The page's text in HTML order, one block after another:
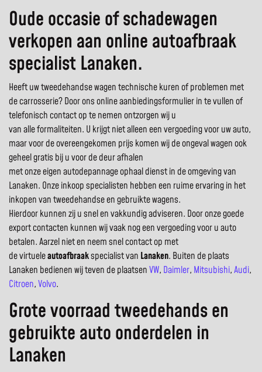
Oude occasie of schadewagen
verkopen aan online autoafbraak
specialist Lanaken.
Heeft uw tweedehandse wagen technische kuren of problemen met
de carrosserie? Door ons online aanbiedingsformulier in te vullen of
telefonisch contact op te nemen ontzorgen wij u
van alle formaliteiten. U krijgt niet alleen een vergoeding voor uw auto,
maar voor de overeengekomen prijs komen wij de ongeval wagen ook
geheel gratis bij u voor de deur afhalen
met onze eigen autodepannage ophaal dienst in de omgeving van
Lanaken. Onze inkoop specialisten hebben een ruime ervaring in het
inkopen van tweedehandse en gebruikte wagens.
Hierdoor kunnen zij u snel en vakkundig adviseren. Door onze goede
export contacten kunnen wij vaak nog een vergoeding voor u auto
betalen. Aarzel niet en neem snel contact op met
de virtueleautoafbraakspecialist van Lanaken. Buiten de plaats
Lanaken bedienen wij teven de plaatsenVW, Daimler, Mitsubishi,Audi,
Citroen,Volvo.
Grote voorraad tweedehands en
gebruikte auto onderdelen in
Lanaken